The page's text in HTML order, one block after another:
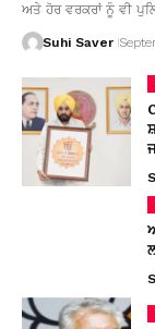
ਅਤੇ ਹੋਰ ਵਰਕਰਾਂ ਨੂੰ ਵੀ
Suhi Saver